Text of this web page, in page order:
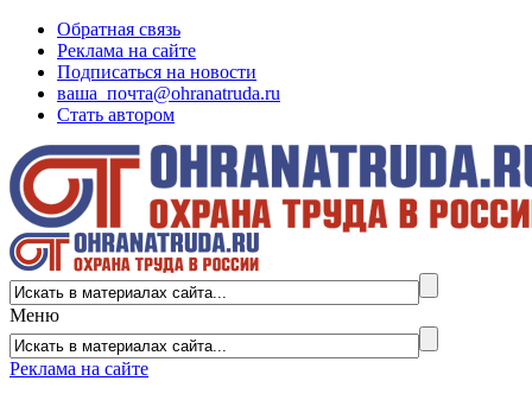
Обратная связь
Реклама на сайте
Подписаться на новости
ваша_почта@ohranatruda.ru
Стать автором
Меню
Реклама на сайте